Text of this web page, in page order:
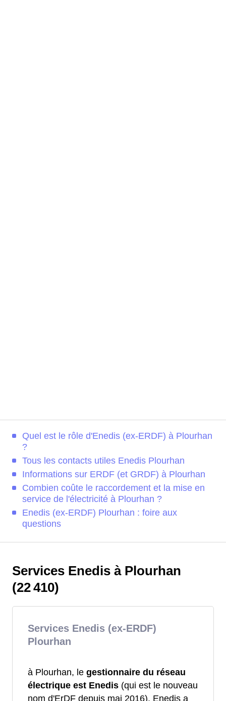
Quel est le rôle d'Enedis (ex-ERDF) à Plourhan
?
Tous les contacts utiles Enedis Plourhan
Informations sur ERDF (et GRDF) à Plourhan
Combien coûte le raccordement et la mise en
service de l'électricité à Plourhan ?
Enedis (ex-ERDF) Plourhan : foire aux
questions
Services Enedis à Plourhan
(22 410)
Services Enedis (ex-ERDF)
Plourhan
à Plourhan, le gestionnaire du réseau
électrique est Enedis (qui est le nouveau
nom d'ErDF depuis mai 2016). Enedis a